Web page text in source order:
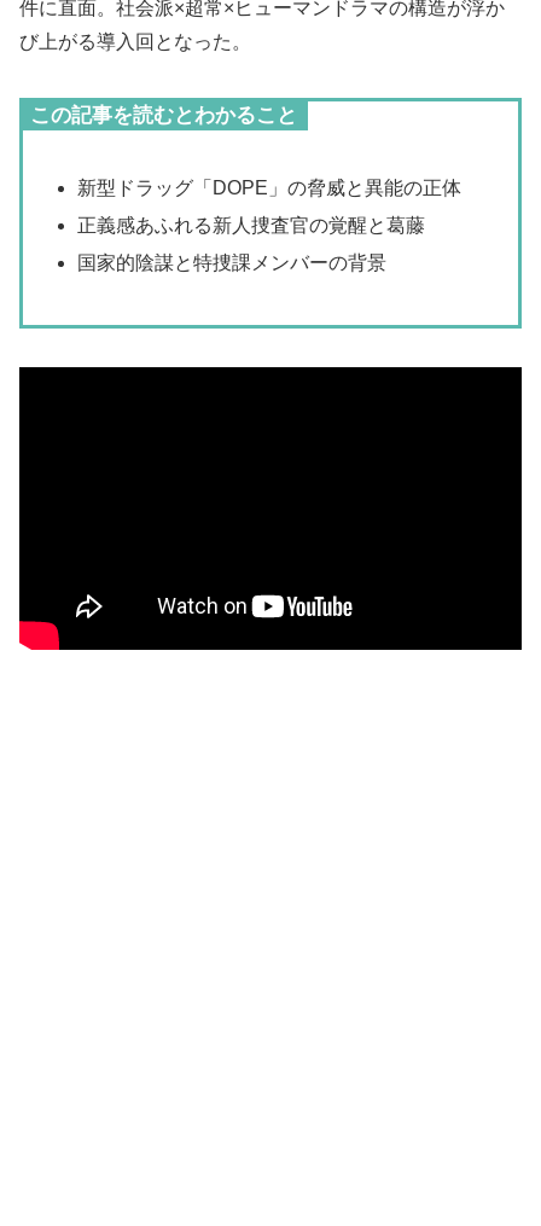
件に直面。社会派×超常×ヒューマンドラマの構造が浮か
び上がる導入回となった。
この記事を読むとわかること
新型ドラッグ「DOPE」の脅威と異能の正体
正義感あふれる新人捜査官の覚醒と葛藤
国家的陰謀と特捜課メンバーの背景